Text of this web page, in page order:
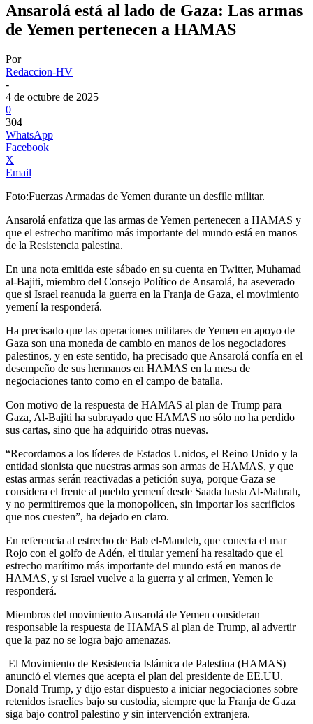
Ansarolá está al lado de Gaza: Las armas
de Yemen pertenecen a HAMAS
Por
Redaccion-HV
-
4 de octubre de 2025
0
304
WhatsApp
Facebook
X
Email
Foto:Fuerzas Armadas de Yemen durante un desfile militar.
Ansarolá enfatiza que las armas de Yemen pertenecen a HAMAS y
que el estrecho marítimo más importante del mundo está en manos
de la Resistencia palestina.
En una nota emitida este sábado en su cuenta en Twitter, Muhamad
al-Bajiti, miembro del Consejo Político de Ansarolá, ha aseverado
que si Israel reanuda la guerra en la Franja de Gaza, el movimiento
yemení la responderá.
Ha precisado que las operaciones militares de Yemen en apoyo de
Gaza son una moneda de cambio en manos de los negociadores
palestinos, y en este sentido, ha precisado que Ansarolá confía en el
desempeño de sus hermanos en HAMAS en la mesa de
negociaciones tanto como en el campo de batalla.
Con motivo de la respuesta de HAMAS al plan de Trump para
Gaza, Al-Bajiti ha subrayado que HAMAS no sólo no ha perdido
sus cartas, sino que ha adquirido otras nuevas.
“Recordamos a los líderes de Estados Unidos, el Reino Unido y la
entidad sionista que nuestras armas son armas de HAMAS, y que
estas armas serán reactivadas a petición suya, porque Gaza se
considera el frente al pueblo yemení desde Saada hasta Al-Mahrah,
y no permitiremos que la monopolicen, sin importar los sacrificios
que nos cuesten”, ha dejado en claro.
En referencia al estrecho de Bab el-Mandeb, que conecta el mar
Rojo con el golfo de Adén, el titular yemení ha resaltado que el
estrecho marítimo más importante del mundo está en manos de
HAMAS, y si Israel vuelve a la guerra y al crimen, Yemen le
responderá.
Miembros del movimiento Ansarolá de Yemen consideran
responsable la respuesta de HAMAS al plan de Trump, al advertir
que la paz no se logra bajo amenazas.
El Movimiento de Resistencia Islámica de Palestina (HAMAS)
anunció el viernes que acepta el plan del presidente de EE.UU.
Donald Trump, y dijo estar dispuesto a iniciar negociaciones sobre
retenidos israelíes bajo su custodia, siempre que la Franja de Gaza
siga bajo control palestino y sin intervención extranjera.